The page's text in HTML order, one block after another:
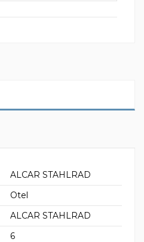
ALCAR STAHLRAD
Otel
ALCAR STAHLRAD
6